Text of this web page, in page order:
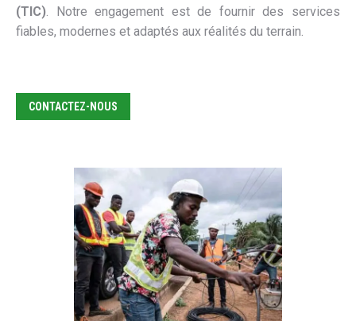
(TIC). Notre engagement est de fournir des services
fiables, modernes et adaptés aux réalités du terrain.
CONTACTEZ-NOUS